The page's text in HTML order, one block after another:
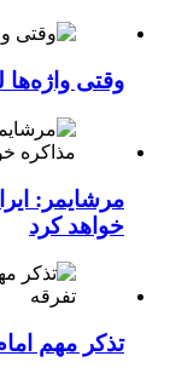
وقتی
مرشایمر:
خواهد کرد
تذکر مهم